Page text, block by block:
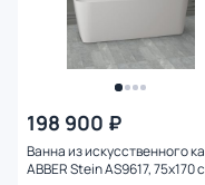
198 900 ₽
Ванна из искусственного
ABBER Stein AS9617, 75x170